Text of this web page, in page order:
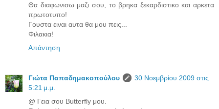
Θα διαφωνισω μαζι σου, το βρηκα ξεκαρδιστικο και αρκετα
πρωτοτυπο!
Γουστα ειναι αυτα θα μου πεις...
Φιλακια!
Απάντηση
Γιώτα Παπαδημακοπούλου
30 Νοεμβρίου 2009 στις
5:21 μ.μ.
@ Γεια σου Butterfly μου.